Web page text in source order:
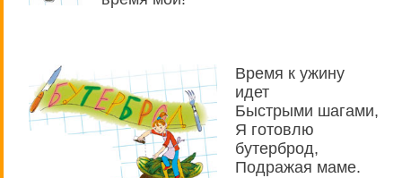
Время к ужину
идет
Быстрыми шагами,
Я готовлю
бутерброд,
Подражая маме.